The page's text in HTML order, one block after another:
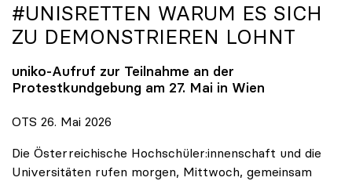
#UNISRETTEN WARUM ES SICH
ZU DEMONSTRIEREN LOHNT
uniko-Aufruf zur Teilnahme an der
Protestkundgebung am 27. Mai in Wien
OTS 26. Mai 2026
Die Österreichische Hochschüler:innenschaft und die
Universitäten rufen morgen, Mittwoch, gemeinsam